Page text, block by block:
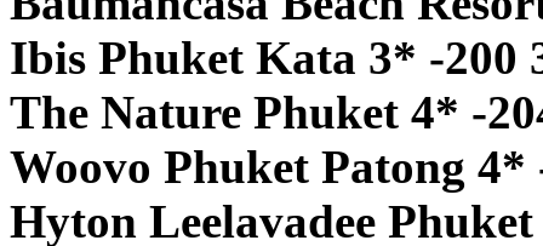
Ibis Phuket Kata 3* -200
The Nature Phuket 4* -
Woovo Phuket Patong 4*
Hyton Leelavadee